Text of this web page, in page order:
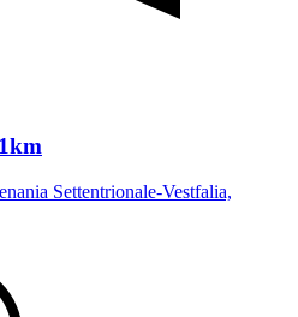
Settentrionale-Vestfalia,